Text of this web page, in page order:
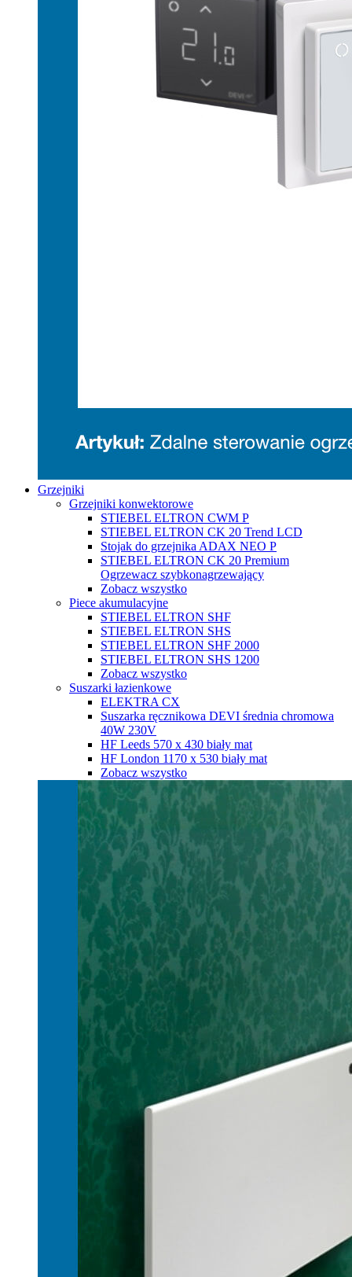
Grzejniki
Grzejniki konwektorowe
STIEBEL ELTRON CWM P
STIEBEL ELTRON CK 20 Trend LCD
Stojak do grzejnika ADAX NEO P
STIEBEL ELTRON CK 20 Premium
Ogrzewacz szybkonagrzewający
Zobacz wszystko
Piece akumulacyjne
STIEBEL ELTRON SHF
STIEBEL ELTRON SHS
STIEBEL ELTRON SHF 2000
STIEBEL ELTRON SHS 1200
Zobacz wszystko
Suszarki łazienkowe
ELEKTRA CX
Suszarka ręcznikowa DEVI średnia chromowa
40W 230V
HF Leeds 570 х 430 biały mat
HF London 1170 х 530 biały mat
Zobacz wszystko